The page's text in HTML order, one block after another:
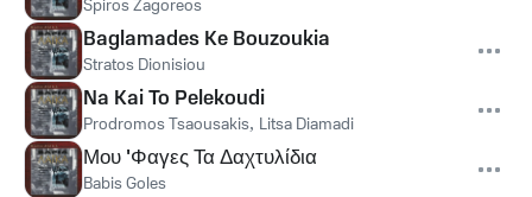
Spiros Zagoreos
Baglamades Ke Bouzoukia
Stratos Dionisiou
Na Kai To Pelekoudi
Prodromos Tsaousakis, Litsa Diamadi
Μου 'Φαγες Τα Δαχτυλίδια
Babis Goles